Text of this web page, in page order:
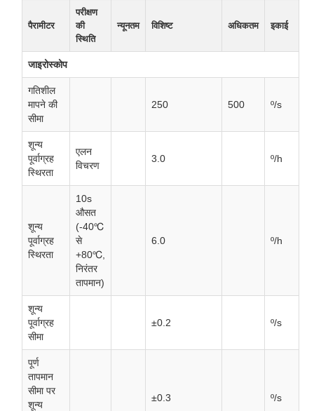
पैरामीटर
परीक्षण
की
स्थिति
न्यूनतम विशिष्ट अधिकतम इकाई
जाइरोस्कोप
गतिशील
मापने की
सीमा
250 500 º/s
शून्य
पूर्वाग्रह
स्थिरता
एलन
विचरण
3.0 º/h
शून्य
पूर्वाग्रह
स्थिरता
10s
औसत
(-40℃
से
+80℃,
निरंतर
तापमान)
6.0 º/h
शून्य
पूर्वाग्रह
सीमा
±0.2 º/s
पूर्ण
तापमान
सीमा पर
शून्य
±0.3 º/s